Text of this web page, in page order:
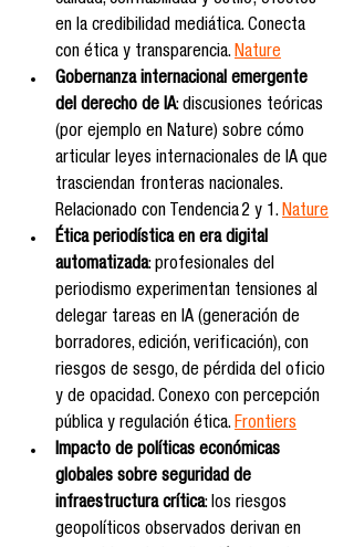
en la credibilidad mediática. Conecta
con ética y transparencia. Nature
Gobernanza internacional emergente
del derecho de IA: discusiones teóricas
(por ejemplo en Nature) sobre cómo
articular leyes internacionales de IA que
trasciendan fronteras nacionales.
Relacionado con Tendencia 2 y 1. Nature
Ética periodística en era digital
automatizada: profesionales del
periodismo experimentan tensiones al
delegar tareas en IA (generación de
borradores, edición, verificación), con
riesgos de sesgo, de pérdida del oficio
y de opacidad. Conexo con percepción
pública y regulación ética. Frontiers
Impacto de políticas económicas
globales sobre seguridad de
infraestructura crítica: los riesgos
geopolíticos observados derivan en